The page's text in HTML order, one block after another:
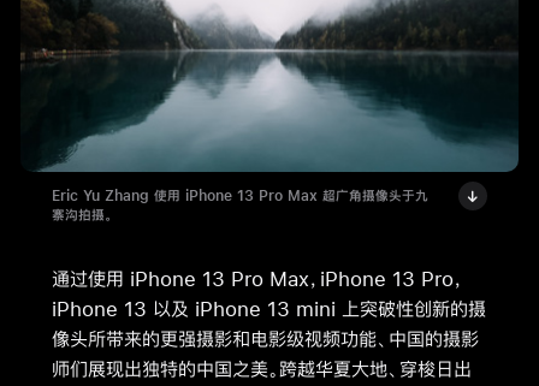
Eric Yu Zhang 使用 iPhone 13 Pro Max 超广角摄像头于九
寨沟拍摄。
通过使用 iPhone 13 Pro Max，iPhone 13 Pro，
iPhone 13 以及 iPhone 13 mini 上突破性创新的摄
像头所带来的更强摄影和电影级视频功能、中国的摄影
师们展现出独特的中国之美。跨越华夏大地、穿梭日出